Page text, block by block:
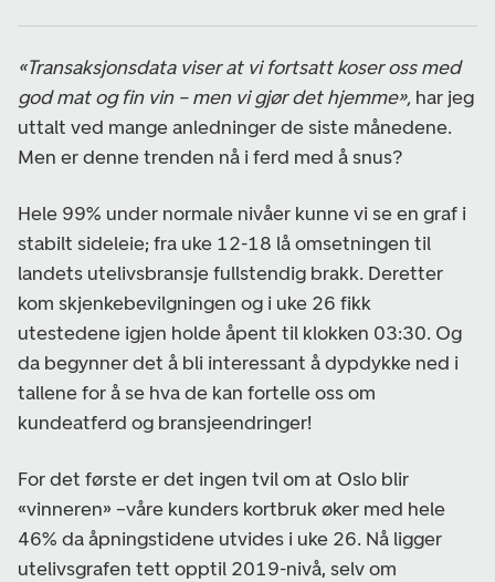
«Transaksjonsdata viser at vi fortsatt koser oss med
god mat og fin vin – men vi gjør det hjemme», har jeg
uttalt ved mange anledninger de siste månedene.
Men er denne trenden nå i ferd med å snus?
Hele 99% under normale nivåer kunne vi se en graf i
stabilt sideleie; fra uke 12-18 lå omsetningen til
landets utelivsbransje fullstendig brakk. Deretter
kom skjenkebevilgningen og i uke 26 fikk
utestedene igjen holde åpent til klokken 03:30. Og
da begynner det å bli interessant å dypdykke ned i
tallene for å se hva de kan fortelle oss om
kundeatferd og bransjeendringer!
For det første er det ingen tvil om at Oslo blir
«vinneren» –våre kunders kortbruk øker med hele
46% da åpningstidene utvides i uke 26. Nå ligger
utelivsgrafen tett opptil 2019-nivå, selv om